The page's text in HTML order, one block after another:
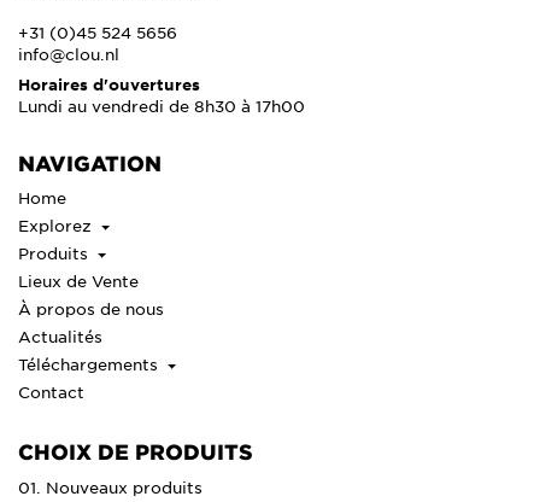
+31 (0)45 524 5656
info@clou.nl
Horaires d'ouvertures
Lundi au vendredi de 8h30 à 17h00
NAVIGATION
Home
Explorez
Produits
Lieux de Vente
À propos de nous
Actualités
Téléchargements
Contact
CHOIX DE PRODUITS
01. Nouveaux produits